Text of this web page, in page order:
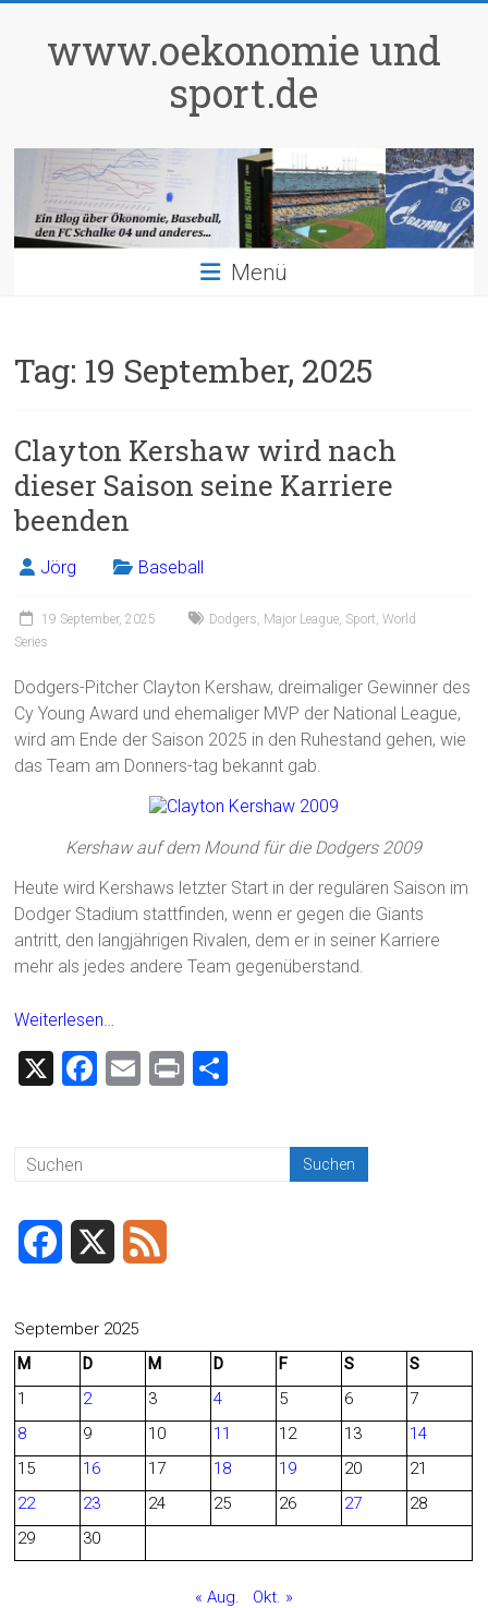
springenwww.oekonomie und
sport.de
Menü
Tag: 19 September, 2025
Clayton Kershaw wird nach
dieser Saison seine Karriere
beenden
Jörg Baseball
19 September, 2025 Dodgers, Major League, Sport,World
Series
Dodgers-Pitcher Clayton Kershaw, dreimaliger Gewinner des
Cy Young Award und ehemaliger MVP der National League,
wird am Ende der Saison 2025 in den Ruhestand gehen, wie
das Team am Donners-tag bekannt gab.
Kershaw auf dem Mound für die Dodgers 2009
Heute wird Kershaws letzter Start in der regulären Saison im
Dodger Stadium stattfinden, wenn er gegen die Giants
antritt, den langjährigen Rivalen, dem er in seiner Karriere
mehr als jedes andere Team gegenüberstand.
Weiterlesen…
X
F
ok
E
Pr
c
b
o
September 2025
M
D M D F S
S
1
2 3 4 5 6
7
8
9 10 11 12 13
14
15
16 17 18 19 20
21
22
23 24 25 26 27
28
29
30
« Aug. Okt. »